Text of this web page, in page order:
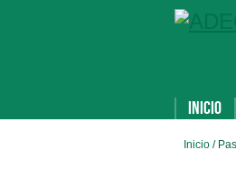
Inicio
Inicio /